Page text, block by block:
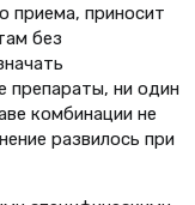
приема, приносит
без
препараты, ни один
комбинации не
развилось при